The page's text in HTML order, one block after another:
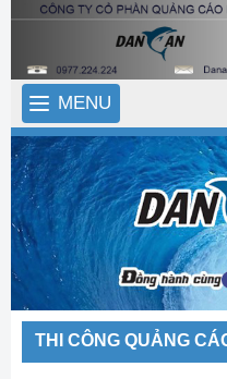
MENU
THI CÔNG QUẢNG